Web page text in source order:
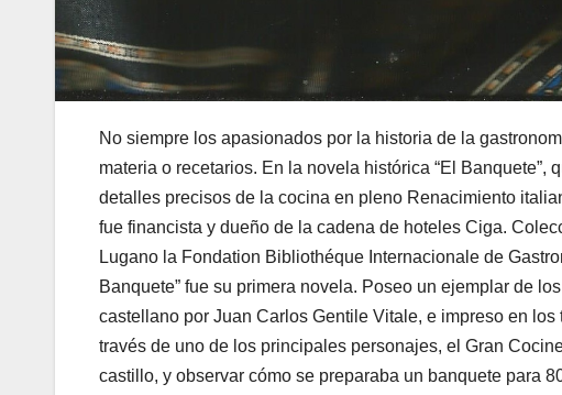
No siempre los apasionados por la historia de la
materia o recetarios. En la novela histórica “El
detalles precisos de la cocina en pleno Renacimiento
fue financista y dueño de la cadena de hoteles Ciga.
Lugano la Fondation Bibliothéque Internacionale de
Banquete” fue su primera novela. Poseo un ejemplar de
castellano por Juan Carlos Gentile Vitale, e impreso en
través de uno de los principales personajes, el Gran
castillo, y observar cómo se preparaba un banquete para